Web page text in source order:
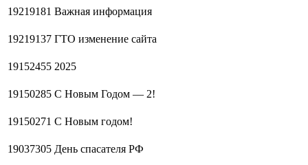
19219181 Важная информация
19219137 ГТО изменение сайта
19152455 2025
19150285 С Новым Годом — 2!
19150271 С Новым годом!
19037305 День спасателя РФ